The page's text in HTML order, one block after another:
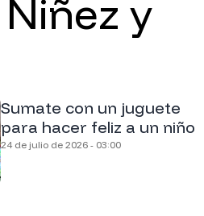
Sumate con un juguete
para hacer feliz a un niño
24 de julio de 2026 - 03:00